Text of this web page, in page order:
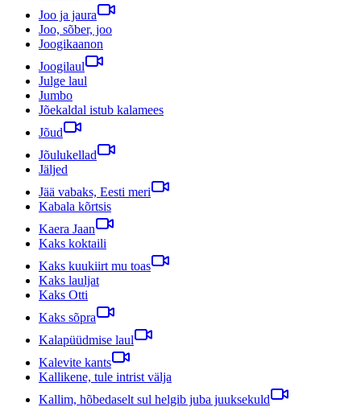
Joo ja jaura
Joo, sõber, joo
Joogikaanon
Joogilaul
Julge laul
Jumbo
Jõekaldal istub kalamees
Jõud
Jõulukellad
Jäljed
Jää vabaks, Eesti meri
Kabala kõrtsis
Kaera Jaan
Kaks koktaili
Kaks kuukiirt mu toas
Kaks lauljat
Kaks Otti
Kaks sõpra
Kalapüüdmise laul
Kalevite kants
Kallikene, tule intrist välja
Kallim, hõbedaselt sul helgib juba juuksekuld